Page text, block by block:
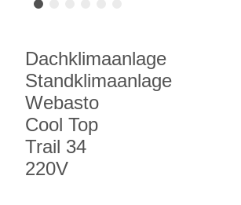
Dachklimaanlage
Standklimaanlage
Webasto
Cool Top
Trail 34
220V